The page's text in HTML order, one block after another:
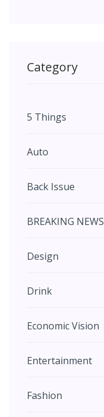
Category
5 Things
Auto
Back Issue
BREAKING NEWS
Design
Drink
Economic Vision
Entertainment
Fashion